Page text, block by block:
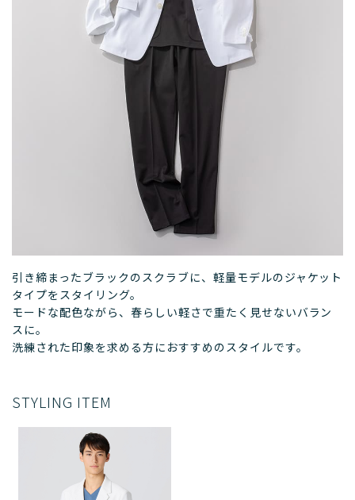
引き締まったブラックのスクラブに、軽量モデルのジャケット
タイプをスタイリング。
モードな配色ながら、春らしい軽さで重たく見せないバラン
スに。
洗練された印象を求める方におすすめのスタイルです。
STYLING ITEM